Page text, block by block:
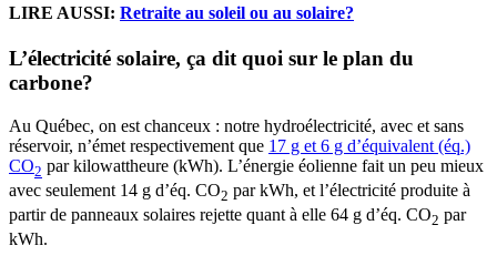
LIRE AUSSI: Retraite au soleil ou au solaire?
L’électricité solaire, ça dit quoi sur le plan du
carbone?
Au Québec, on est chanceux : notre hydroélectricité, avec et sans
réservoir, n’émet respectivement que 17 g et 6 g d’équivalent (éq.)
CO2 par kilowattheure (kWh). L’énergie éolienne fait un peu mieux
avec seulement 14 g d’éq. CO2 par kWh, et l’électricité produite à
partir de panneaux solaires rejette quant à elle 64 g d’éq. CO2 par
kWh.